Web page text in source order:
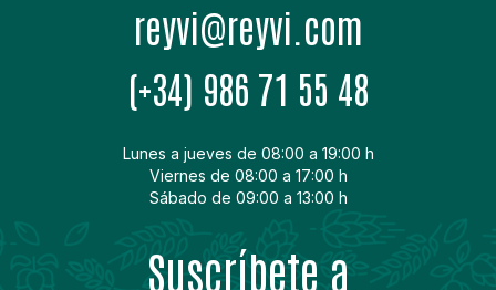
moc.ivyer@ivyer
(+34) 986 71 55 48
Lunes a jueves de 08:00 a 19:00 h
Viernes de 08:00 a 17:00 h
Sábado de 09:00 a 13:00 h
Suscríbete a